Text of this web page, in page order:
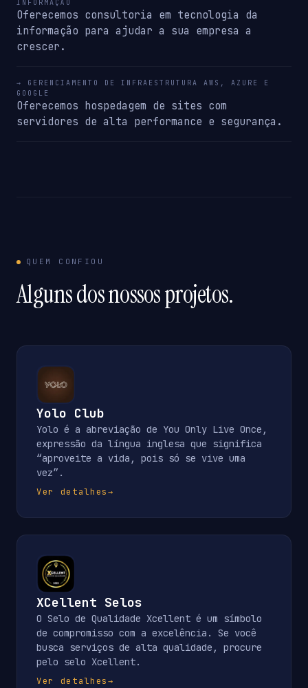
INFORMAÇÃO
Oferecemos consultoria em tecnologia da
informação para ajudar a sua empresa a
crescer.
→ GERENCIAMENTO DE INFRAESTRUTURA AWS, AZURE E
GOOGLE
Oferecemos hospedagem de sites com
servidores de alta performance e segurança.
QUEM CONFIOU
Alguns dos nossos projetos.
Yolo Club
Yolo é a abreviação de You Only Live Once,
expressão da língua inglesa que significa
“aproveite a vida, pois só se vive uma
vez”.
Ver detalhes→
XCellent Selos
O Selo de Qualidade Xcellent é um símbolo
de compromisso com a excelência. Se você
busca serviços de alta qualidade, procure
pelo selo Xcellent.
Ver detalhes→